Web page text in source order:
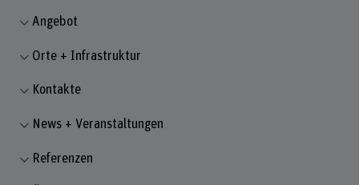
Angebot
Orte + Infrastruktur
Kontakte
News + Veranstaltungen
Referenzen